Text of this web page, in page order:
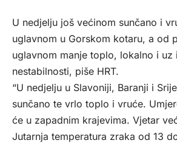
U nedjelju još većinom sunčano i
uglavnom u Gorskom kotaru, a od
uglavnom manje toplo, lokalno i uz
nestabilnosti, piše HRT.
“U nedjelju u Slavoniji, Baranji i
sunčano te vrlo toplo i vruće.
će u zapadnim krajevima. Vjetar
Jutarnja temperatura zraka od 13